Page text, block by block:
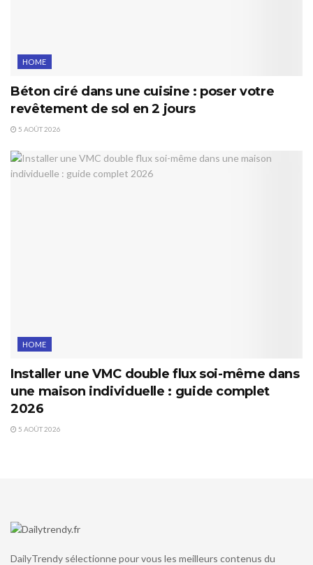
HOME
Béton ciré dans une cuisine : poser votre
revêtement de sol en 2 jours
5 AOÛT 2026
HOME
Installer une VMC double flux soi-même dans
une maison individuelle : guide complet
2026
5 AOÛT 2026
DailyTrendy sélectionne pour vous les meilleurs contenus du